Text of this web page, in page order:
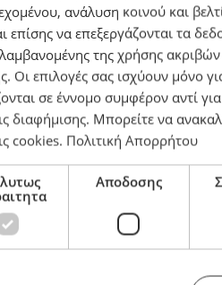
άνεμοι εκσφενδονίζουν
ανάλυση κοινού και
επίσης να επεξεργάζονται τα
της χρήσης
Οι επιλογές σας ισχύουν μόνο
σε έννομο συμφέρον αντί
διαφήμισης. Μπορείτε να
cookies. Πολιτική Απορρήτου
Αποδοσης